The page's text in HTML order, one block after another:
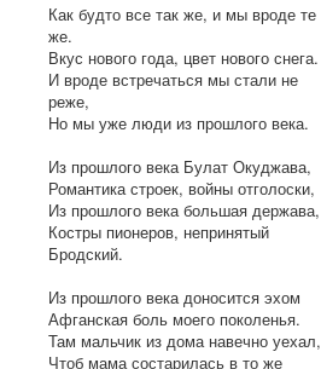
Как будто все так же, и мы вроде те
же.
Вкус нового года, цвет нового снега.
И вроде встречаться мы стали не
реже,
Но мы уже люди из прошлого века.
Из прошлого века Булат Окуджава,
Романтика строек, войны отголоски,
Из прошлого века большая держава,
Костры пионеров, непринятый
Бродский.
Из прошлого века доносится эхом
Афганская боль моего поколенья.
Там мальчик из дома навечно уехал,
Чтоб мама состарилась в то же